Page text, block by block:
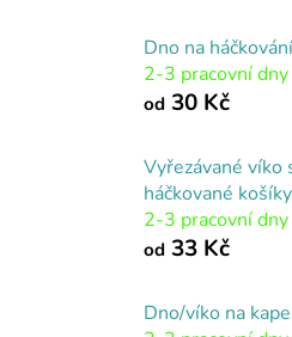
Dno na
2-3 pracovní dny
od 30 Kč
Vyřezávané víko
háčkované košíky
2-3 pracovní dny
od 33 Kč
Dno/víko na